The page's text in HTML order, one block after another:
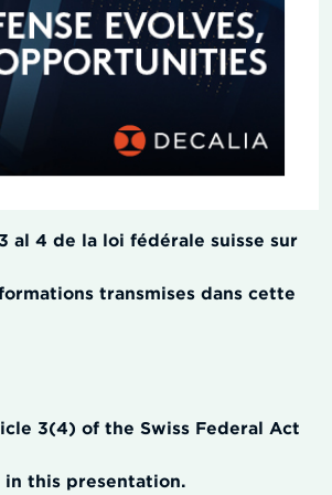
al 4 de la loi fédérale suisse sur
transmises dans cette
3(4) of the Swiss Federal Act
in this presentation.